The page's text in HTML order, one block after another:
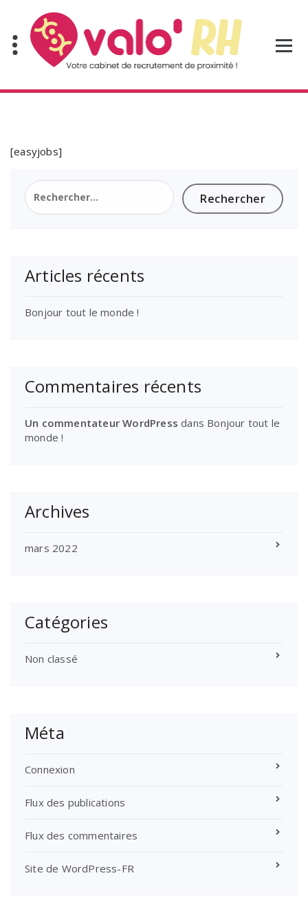
contenu
[easyjobs]
Rechercher :
Articles récents
Bonjour tout le monde !
Commentaires récents
Un commentateur WordPress dans Bonjour tout le
monde !
Archives
mars 2022
Catégories
Non classé
Méta
Connexion
Flux des publications
Flux des commentaires
Site de WordPress-FR